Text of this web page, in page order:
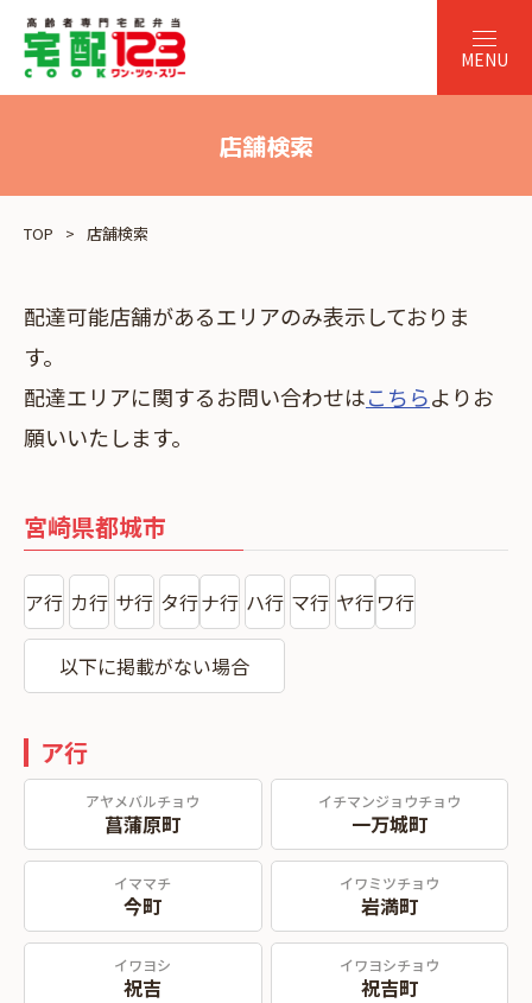
店舗検索
TOP 店舗検索
配達可能店舗があるエリアのみ表示しておりま
す。
配達エリアに関するお問い合わせはこちらよりお
願いいたします。
宮崎県都城市
ア行 カ行 サ行 タ行ナ行 ハ行 マ行 ヤ行ワ行
以下に掲載がない場合
ア行
アヤメバルチョウ
菖蒲原町
イチマンジョウチョウ
一万城町
イママチ
今町
イワミツチョウ
岩満町
イワヨシ
祝吉
イワヨシチョウ
祝吉町